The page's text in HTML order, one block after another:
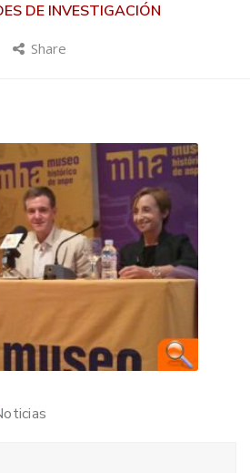
DE INVESTIGACIÓN
Share